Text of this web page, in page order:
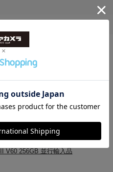
ム
V60 256GB 並行輸入品
V60 256GB 並行輸入品
V60 256GB 並行輸入品